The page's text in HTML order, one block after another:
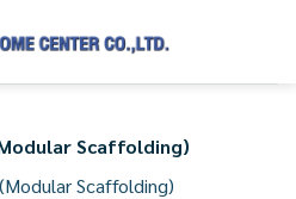
Scaffolding)
Scaffolding)